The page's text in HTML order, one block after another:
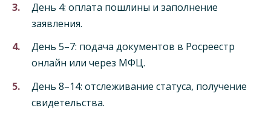
День 4: оплата пошлины и заполнение
заявления.
День 5–7: подача документов в Росреестр
онлайн или через МФЦ.
День 8–14: отслеживание статуса, получение
свидетельства.